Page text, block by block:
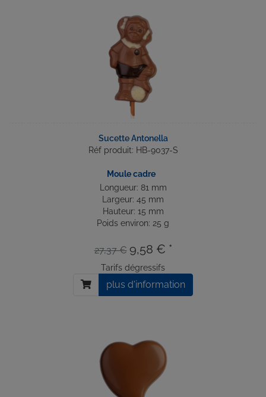
Sucette Antonella
Réf produit: HB-9037-S
Moule cadre
Longueur: 81 mm
Largeur: 45 mm
Hauteur: 15 mm
Poids environ: 25 g
27,37 € 9,58 € *
Tarifs dégressifs
plus d'information